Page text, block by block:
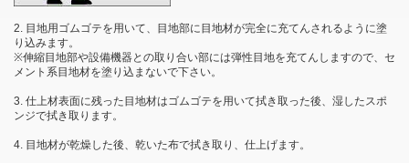
2. 目地用ゴムゴテを用いて、目地部に目地材が完全に充てんされるように塗
り込みます。
※伸縮目地部や設備機器との取り合い部には弾性目地を充てんしますので、セ
メント系目地材を塗り込まないで下さい。
3. 仕上材表面に残った目地材はゴムゴテを用いて拭き取った後、湿したスポ
ンジで拭き取ります。
4. 目地材が乾燥した後、乾いた布で拭き取り、仕上げます。